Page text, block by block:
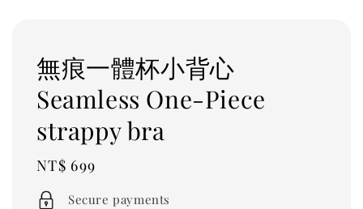
無痕一體杯小背心
Seamless One-Piece
strappy bra
Regular
price
NT$ 699
Secure payments